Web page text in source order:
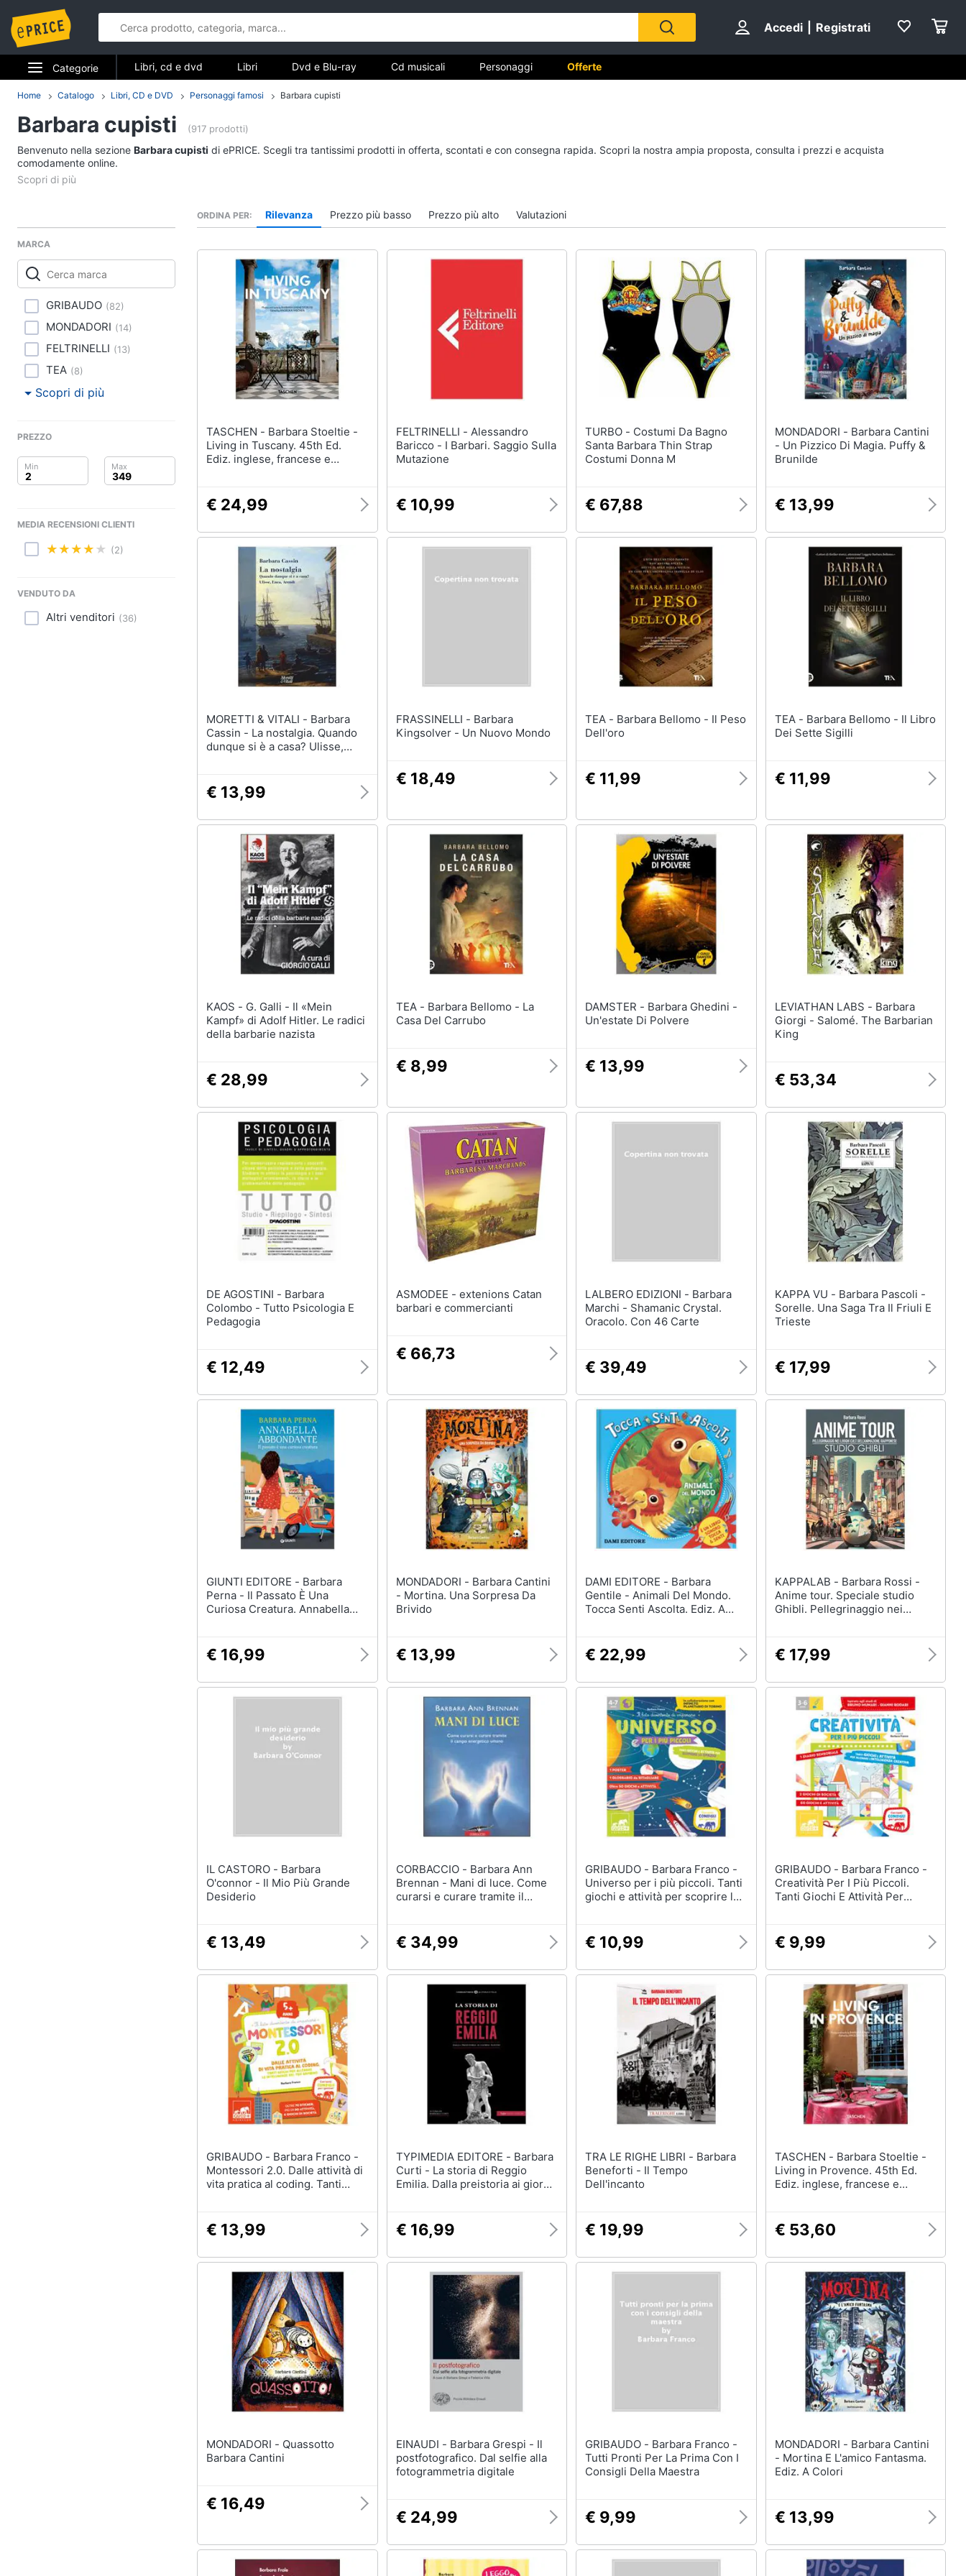
Accedi Registrati
Categorie
Elettrodomestici
Informatica
Telefonia
Smart home
Videogiochi
Audio e musica
Clima
Arredo
Brico e Giardinaggio
Giocattoli
Fotografia
Abbigliamento
Libri, cd e dvd
Libri di Arte, Design e
Vedi tutti
DVD Film
Vedi tutti
Musica Jazz
Vedi tutti
Barbara D'Urso
Vedi tutti
Libri, cd e dvd Libri Dvd e Blu-ray Cd musicali Personaggi Offerte
Home Catalogo Libri, CD e DVD Personaggi famosi Barbara cupisti
Barbara cupisti (917 prodotti)
Benvenuto nella sezione Barbara cupisti di ePRICE. Scegli tra tantissimi prodotti in offerta, scontati e con consegna rapida. Scopri la nostra ampia proposta, consulta i prezzi e acquista
comodamente online.
MARCA
GRIBAUDO (82)
MONDADORI (14)
FELTRINELLI (13)
TEA (8)
Scopri di più
PREZZO
MEDIA RECENSIONI CLIENTI
(2)
VENDUTO DA
Altri venditori (36)
ORDINA PER Rilevanza Prezzo più basso Prezzo più alto Valutazioni
TASCHEN - Barbara Stoeltie -
Living in Tuscany. 45th Ed.
Ediz. inglese, francese e
€ 24,99
FELTRINELLI - Alessandro
Baricco - I Barbari. Saggio Sulla
Mutazione
€ 10,99
TURBO - Costumi Da Bagno
Santa Barbara Thin Strap
Costumi Donna M
€ 67,88
MONDADORI - Barbara Cantini
- Un Pizzico Di Magia. Puffy &
Brunilde
€ 13,99
MORETTI & VITALI - Barbara
Cassin - La nostalgia. Quando
dunque si è a casa? Ulisse,
€ 13,99
FRASSINELLI - Barbara
Kingsolver - Un Nuovo Mondo
€ 18,49
TEA - Barbara Bellomo - Il Peso
Dell'oro
€ 11,99
TEA - Barbara Bellomo - Il Libro
Dei Sette Sigilli
€ 11,99
KAOS - G. Galli - Il «Mein
Kampf» di Adolf Hitler. Le radici
della barbarie nazista
€ 28,99
TEA - Barbara Bellomo - La
Casa Del Carrubo
€ 8,99
DAMSTER - Barbara Ghedini -
Un'estate Di Polvere
€ 13,99
LEVIATHAN LABS - Barbara
Giorgi - Salomé. The Barbarian
King
€ 53,34
DE AGOSTINI - Barbara
Colombo - Tutto Psicologia E
Pedagogia
€ 12,49
ASMODEE - extenions Catan
barbari e commercianti
€ 66,73
LALBERO EDIZIONI - Barbara
Marchi - Shamanic Crystal.
Oracolo. Con 46 Carte
€ 39,49
KAPPA VU - Barbara Pascoli -
Sorelle. Una Saga Tra Il Friuli E
Trieste
€ 17,99
GIUNTI EDITORE - Barbara
Perna - Il Passato È Una
Curiosa Creatura. Annabella
€ 16,99
MONDADORI - Barbara Cantini
- Mortina. Una Sorpresa Da
Brivido
€ 13,99
DAMI EDITORE - Barbara
Gentile - Animali Del Mondo.
Tocca Senti Ascolta. Ediz. A
€ 22,99
KAPPALAB - Barbara Rossi -
Anime tour. Speciale studio
Ghibli. Pellegrinaggio nei
€ 17,99
IL CASTORO - Barbara
O'connor - Il Mio Più Grande
Desiderio
€ 13,49
CORBACCIO - Barbara Ann
Brennan - Mani di luce. Come
curarsi e curare tramite il
€ 34,99
GRIBAUDO - Barbara Franco -
Universo per i più piccoli. Tanti
giochi e attività per scoprire lo
€ 10,99
GRIBAUDO - Barbara Franco -
Creatività Per I Più Piccoli.
Tanti Giochi E Attività Per
€ 9,99
GRIBAUDO - Barbara Franco -
Montessori 2.0. Dalle attività di
vita pratica al coding. Tanti
5+ anni. Con 60 adesivi
€ 13,99
TYPIMEDIA EDITORE - Barbara
Curti - La storia di Reggio
Emilia. Dalla preistoria ai giorni
€ 16,99
TRA LE RIGHE LIBRI - Barbara
Beneforti - Il Tempo
Dell'incanto
€ 19,99
TASCHEN - Barbara Stoeltie -
Living in Provence. 45th Ed.
Ediz. inglese, francese e
€ 53,60
MONDADORI - Quassotto
Barbara Cantini
€ 16,49
EINAUDI - Barbara Grespi - Il
postfotografico. Dal selfie alla
fotogrammetria digitale
€ 24,99
GRIBAUDO - Barbara Franco -
Tutti Pronti Per La Prima Con I
Consigli Della Maestra
€ 9,99
MONDADORI - Barbara Cantini
- Mortina E L'amico Fantasma.
Ediz. A Colori
€ 13,99